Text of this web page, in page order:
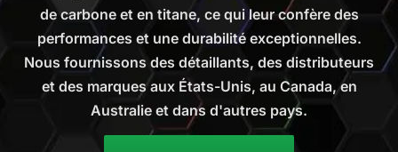
de carbone et en titane, ce qui leur confère des
performances et une durabilité exceptionnelles.
Nous fournissons des détaillants, des distributeurs
et des marques aux États-Unis, au Canada, en
Australie et dans d'autres pays.